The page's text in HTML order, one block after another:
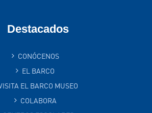
Destacados
CONÓCENOS
EL BARCO
EL BARCO MUSEO
COLABORA